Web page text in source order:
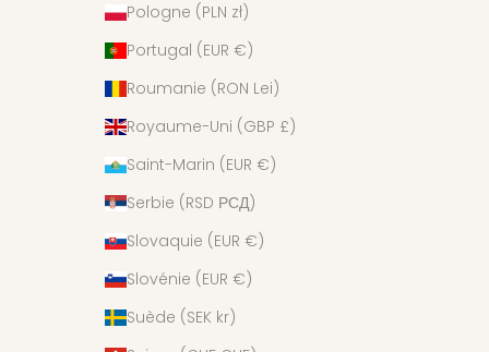
Pologne (PLN zł)
Portugal (EUR €)
Roumanie (RON Lei)
Royaume-Uni (GBP £)
Saint-Marin (EUR €)
Serbie (RSD РСД)
Slovaquie (EUR €)
Slovénie (EUR €)
Suède (SEK kr)